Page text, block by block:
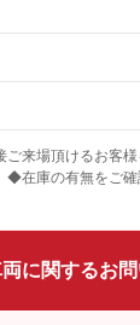
手席/サイド
ントロール
はCDチェンジャー
再生
ご来場頂けるお客
◆在庫の有無をご
に関するお